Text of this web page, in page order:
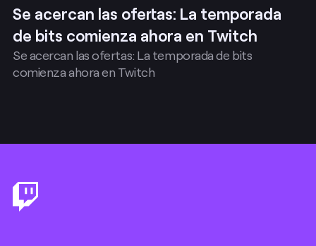
Se acercan las ofertas: La temporada
de bits comienza ahora en Twitch
Se acercan las ofertas: La temporada de bits
comienza ahora en Twitch